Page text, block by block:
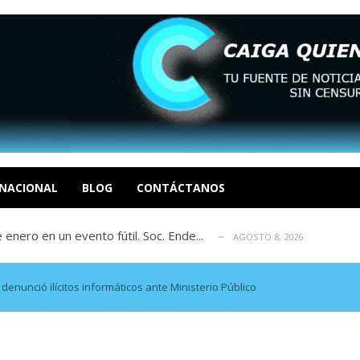
BLOG CONTÁCTANOS
R AGOSTO 8, 2026
Realpolitik y el Desmante... AGOSTO 8, 2026
García AGOSTO 7, 2026
en un evento fútil. Soc. Ende...
Luis Centeno S AGOSTO 8, 2026
R AGOSTO 8, 2026
Realpolitik y el Desmante... AGOSTO 8, 2026
García AGOSTO 7, 2026
ilícitos informáticos ante Ministerio Público